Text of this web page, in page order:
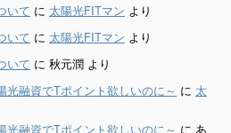
いて に 太陽光FITマン より
いて に 太陽光FITマン より
いて に 秋元潤 より
融資でTポイント欲しいのに～ に 太
融資でTポイント欲しいのに～ に あ